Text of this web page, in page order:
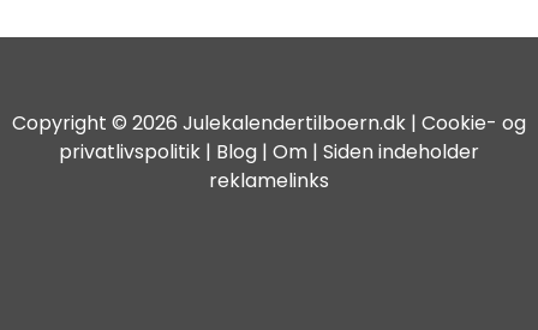
Copyright © 2026 Julekalendertilboern.dk | Cookie- og
privatlivspolitik | Blog | Om | Siden indeholder
reklamelinks